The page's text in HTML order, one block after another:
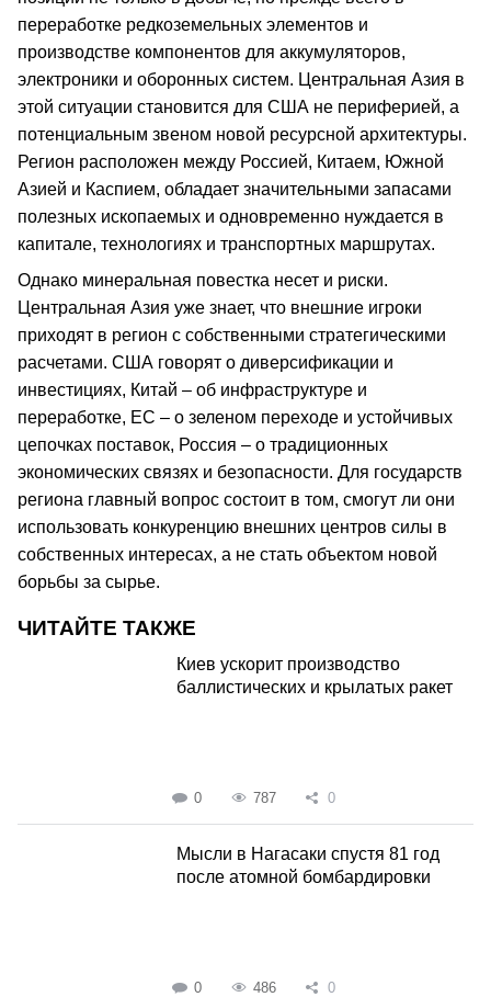
переработке редкоземельных элементов и
производстве компонентов для аккумуляторов,
электроники и оборонных систем. Центральная Азия в
этой ситуации становится для США не периферией, а
потенциальным звеном новой ресурсной архитектуры.
Регион расположен между Россией, Китаем, Южной
Азией и Каспием, обладает значительными запасами
полезных ископаемых и одновременно нуждается в
капитале, технологиях и транспортных маршрутах.
Однако минеральная повестка несет и риски.
Центральная Азия уже знает, что внешние игроки
приходят в регион с собственными стратегическими
расчетами. США говорят о диверсификации и
инвестициях, Китай – об инфраструктуре и
переработке, ЕС – о зеленом переходе и устойчивых
цепочках поставок, Россия – о традиционных
экономических связях и безопасности. Для государств
региона главный вопрос состоит в том, смогут ли они
использовать конкуренцию внешних центров силы в
собственных интересах, а не стать объектом новой
борьбы за сырье.
ЧИТАЙТЕ ТАКЖЕ
Киев ускорит производство
баллистических и крылатых ракет
0 787 0
Мысли в Нагасаки спустя 81 год
после атомной бомбардировки
0 486 0